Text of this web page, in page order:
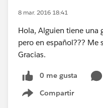
8 mar. 2016 18:41
Hola, Alguien tiene una
pero en español??? Me
Gracias.
0 me gusta
Compartir
Show menu